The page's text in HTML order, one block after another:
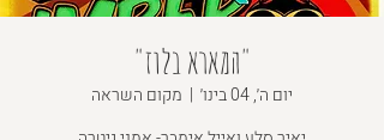
"המארא בלוז"
יום ה׳, 04 בינו׳
  |
מקום השראה